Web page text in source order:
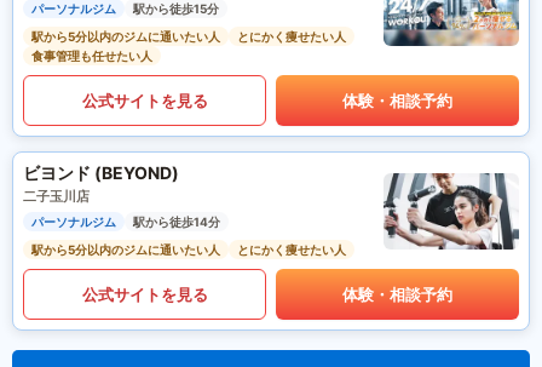
パーソナルジム
駅から徒歩15分
駅から5分以内のジムに通いたい人
とにかく痩せたい人
食事管理も任せたい人
公式サイトを見る 体験・相談予約
ビヨンド (BEYOND)
二子玉川店
パーソナルジム
駅から徒歩14分
駅から5分以内のジムに通いたい人
とにかく痩せたい人
公式サイトを見る 体験・相談予約